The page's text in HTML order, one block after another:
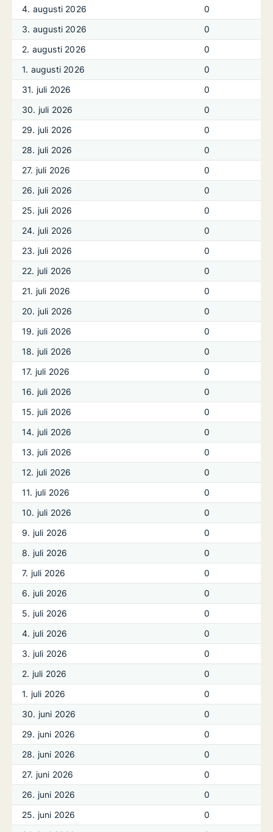
4. augusti 2026
0
3. augusti 2026
0
2. augusti 2026
0
1. augusti 2026
0
31. juli 2026
0
30. juli 2026
0
29. juli 2026
0
28. juli 2026
0
27. juli 2026
0
26. juli 2026
0
25. juli 2026
0
24. juli 2026
0
23. juli 2026
0
22. juli 2026
0
21. juli 2026
0
20. juli 2026
0
19. juli 2026
0
18. juli 2026
0
17. juli 2026
0
16. juli 2026
0
15. juli 2026
0
14. juli 2026
0
13. juli 2026
0
12. juli 2026
0
11. juli 2026
0
10. juli 2026
0
9. juli 2026
0
8. juli 2026
0
7. juli 2026
0
6. juli 2026
0
5. juli 2026
0
4. juli 2026
0
3. juli 2026
0
2. juli 2026
0
1. juli 2026
0
30. juni 2026
0
29. juni 2026
0
28. juni 2026
0
27. juni 2026
0
26. juni 2026
0
25. juni 2026
0